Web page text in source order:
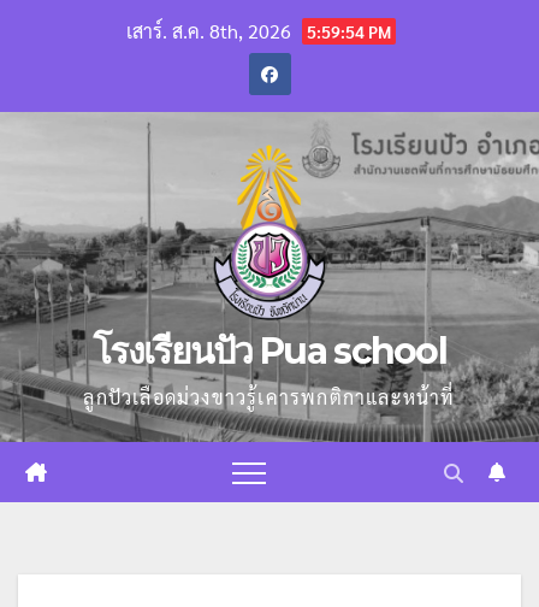
เสาร์. ส.ค. 8th, 2026 5:59:55 PM
โรงเรียนปัว Pua school
ลูกปัวเลือดม่วงขาวรู้เคารพกติกาและหน้าที่